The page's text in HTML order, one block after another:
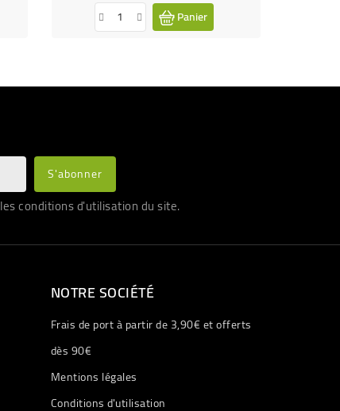
Panier
conditions d'utilisation du site.
NOTRE SOCIÉTÉ
Frais de port à partir de 3,90€ et offerts
dès 90€
Mentions légales
Conditions d'utilisation